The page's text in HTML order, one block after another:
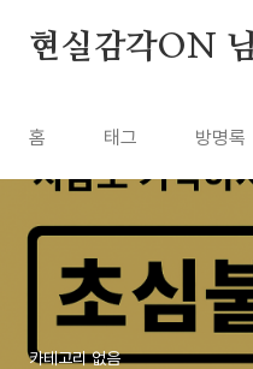
현실감각ON
홈 태그 방명록
카테고리 없음